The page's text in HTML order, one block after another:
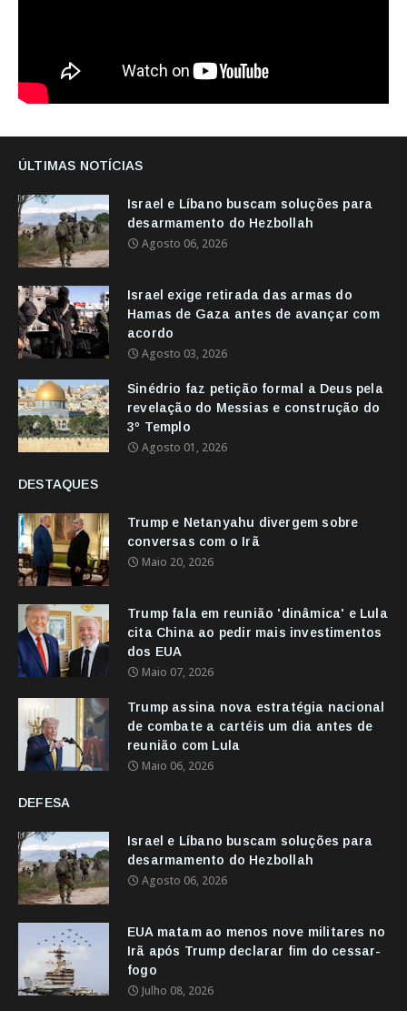
ÚLTIMAS NOTÍCIAS
Israel e Líbano buscam soluções para
desarmamento do Hezbollah
Agosto 06, 2026
Israel exige retirada das armas do
Hamas de Gaza antes de avançar com
acordo
Agosto 03, 2026
Sinédrio faz petição formal a Deus pela
revelação do Messias e construção do
3º Templo
Agosto 01, 2026
DESTAQUES
Trump e Netanyahu divergem sobre
conversas com o Irã
Maio 20, 2026
Trump fala em reunião 'dinâmica' e Lula
cita China ao pedir mais investimentos
dos EUA
Maio 07, 2026
Trump assina nova estratégia nacional
de combate a cartéis um dia antes de
reunião com Lula
Maio 06, 2026
DEFESA
Israel e Líbano buscam soluções para
desarmamento do Hezbollah
Agosto 06, 2026
EUA matam ao menos nove militares no
Irã após Trump declarar fim do cessar-
fogo
Julho 08, 2026